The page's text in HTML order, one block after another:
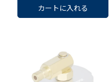
カートに入れる